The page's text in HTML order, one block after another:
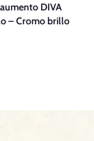
DIVA
– Cromo brillo